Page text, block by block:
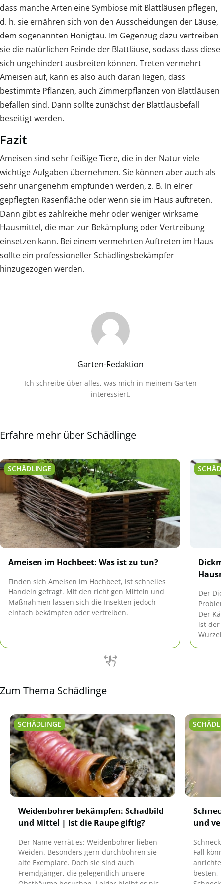
dass manche Arten eine Symbiose mit Blattläusen pflegen,
d. h. sie ernähren sich von den Ausscheidungen der Läuse,
dem sogenannten Honigtau. Im Gegenzug dazu vertreiben
sie die natürlichen Feinde der Blattläuse, sodass dass diese
sich ungehindert ausbreiten können. Treten vermehrt
Ameisen auf, kann es also auch daran liegen, dass
bestimmte Pflanzen, auch Zimmerpflanzen von Blattläusen
befallen sind. Dann sollte zunächst der Blattlausbefall
beseitigt werden.
Fazit
Ameisen sind sehr fleißige Tiere, die in der Natur viele
wichtige Aufgaben übernehmen. Sie können aber auch als
sehr unangenehm empfunden werden, z. B. in einer
gepflegten Rasenfläche oder wenn sie im Haus auftreten.
Dann gibt es zahlreiche mehr oder weniger wirksame
Hausmittel, die man zur Bekämpfung oder Vertreibung
einsetzen kann. Bei einem vermehrten Auftreten im Haus
sollte ein professioneller Schädlingsbekämpfer
hinzugezogen werden.
Garten-Redaktion
Ich schreibe über alles, was mich in meinem Garten
interessiert.
Erfahre mehr über Schädlinge
SCHÄDLINGE
Ameisen im Hochbeet: Was ist zu tun?
Finden sich Ameisen im Hochbeet, ist schnelles
Handeln gefragt. Mit den richtigen Mitteln und
Maßnahmen lassen sich die Insekten jedoch
einfach bekämpfen oder vertreiben.
Der
Der
ist der
Zum Thema Schädlinge
SCHÄDLINGE
Weidenbohrer bekämpfen: Schadbild
und Mittel | Ist die Raupe giftig?
Der Name verrät es: Weidenbohrer lieben
Weiden. Besonders gern durchbohren sie
alte Exemplare. Doch sie sind auch
Fremdgänger, die gelegentlich unsere
und
Fall
besten,